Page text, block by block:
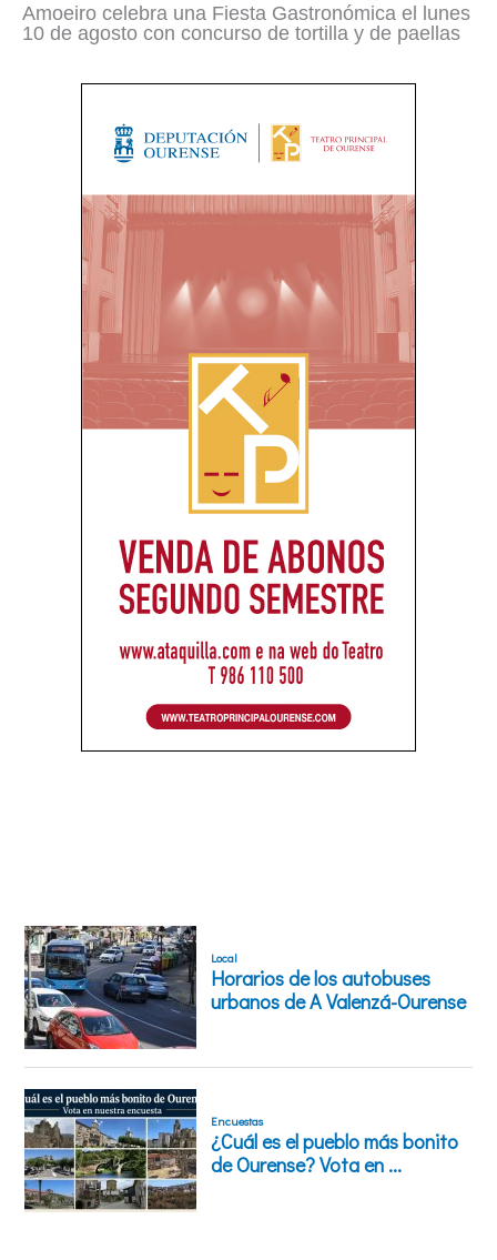
Amoeiro celebra una Fiesta Gastronómica el lunes
10 de agosto con concurso de tortilla y de paellas